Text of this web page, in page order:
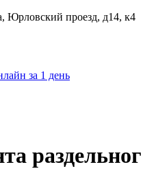
Юрловский проезд, д14, к4
за 1 день